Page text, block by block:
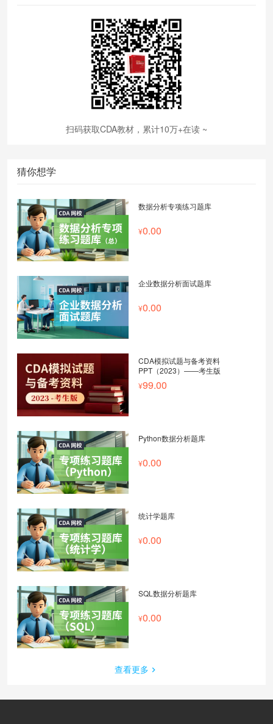
扫码获取CDA教材，累计10万+在读 ~
猜你想学
数据分析专项练习题库
0.00
企业数据分析面试题库
0.00
CDA模拟试题与备考资料
PPT（2023）——考生版
99.00
Python数据分析题库
0.00
统计学题库
0.00
SQL数据分析题库
0.00
查看更多